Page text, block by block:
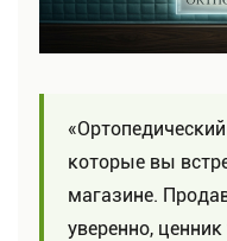
которые вы
магазине.
уверенно,